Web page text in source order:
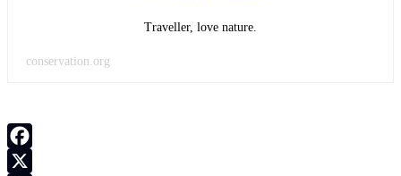
Traveller, love nature.
conservation.org
Facebook